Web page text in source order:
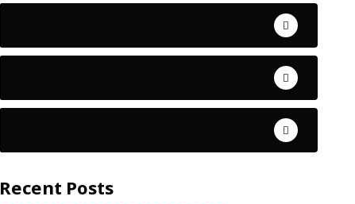
Recent Posts